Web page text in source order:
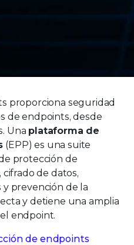
proporciona seguridad
de endpoints, desde
Una plataforma de
(EPP) es una suite
protección de
de datos,
prevención de la
y detiene una amplia
endpoint.
de endpoints